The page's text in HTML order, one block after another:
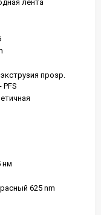
лента
прозр.
PFS
нм
625 nm